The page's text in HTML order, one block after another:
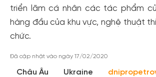
triển lãm cá nhân các tác phẩm
hàng đầu của khu vực, nghệ thuật
chức.
Đã cập nhật vào ngày 17/02/2020
Châu Âu Ukraine
Đăng nhập Facebook
Đăng nhập